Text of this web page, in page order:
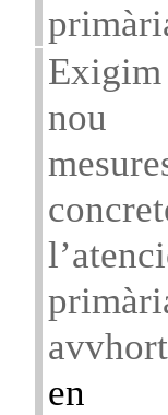
Exigim
nou
en